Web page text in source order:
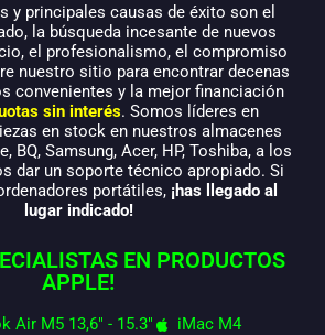
y principales causas de éxito son el
la búsqueda incesante de nuevos
el profesionalismo, el compromiso
nuestro sitio para encontrar decenas
convenientes y la mejor financiación
sin interés. Somos líderes en
en stock en nuestros almacenes
BQ, Samsung, Acer, HP, Toshiba, a los
dar un soporte técnico apropiado. Si
portátiles, ¡has llegado al
lugar indicado!
EN PRODUCTOS
APPLE!
Air M5 13,6" - 15.3"
iMac M4